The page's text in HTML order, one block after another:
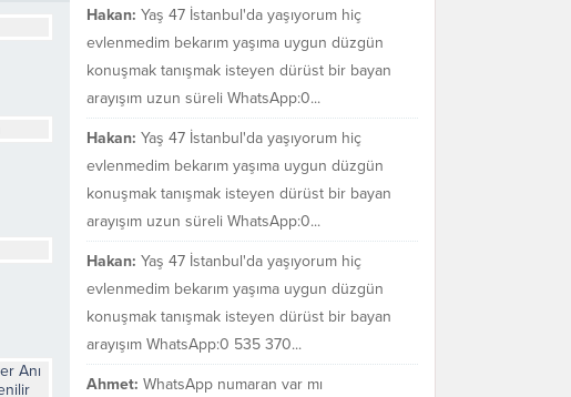
Hakan: Yaş 47 İstanbul'da yaşıyorum hiç
evlenmedim bekarım yaşıma uygun düzgün
konuşmak tanışmak isteyen dürüst bir bayan
arayışım uzun süreli WhatsApp:0...
Hakan: Yaş 47 İstanbul'da yaşıyorum hiç
evlenmedim bekarım yaşıma uygun düzgün
konuşmak tanışmak isteyen dürüst bir bayan
arayışım uzun süreli WhatsApp:0...
Hakan: Yaş 47 İstanbul'da yaşıyorum hiç
evlenmedim bekarım yaşıma uygun düzgün
konuşmak tanışmak isteyen dürüst bir bayan
arayışım WhatsApp:0 535 370...
Ahmet: WhatsApp numaran var mı